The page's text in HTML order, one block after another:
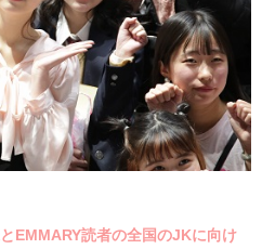
EMMARY読者の全国のJKに向け